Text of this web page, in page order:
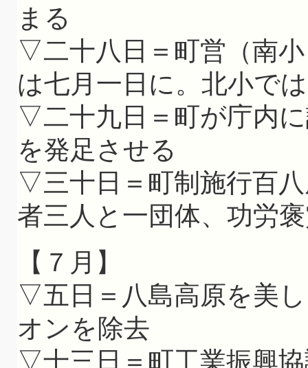
まる
▽二十八日＝町営（南
は七月一日に。北小で
▽二十九日＝町が庁内
を発足させる
▽三十日＝町制施行百
者三人と一団体、功労
【７月】
▽五日＝八島高原を美
オンを除去
▽十三日＝町工業振興